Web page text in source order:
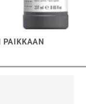
PAIKKAAN